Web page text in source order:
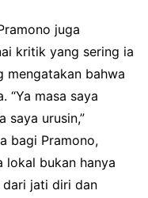
juga
kritik yang sering ia
mengatakan bahwa
“Ya masa saya
saya urusin,”
bagi Pramono,
lokal bukan hanya
jati diri dan